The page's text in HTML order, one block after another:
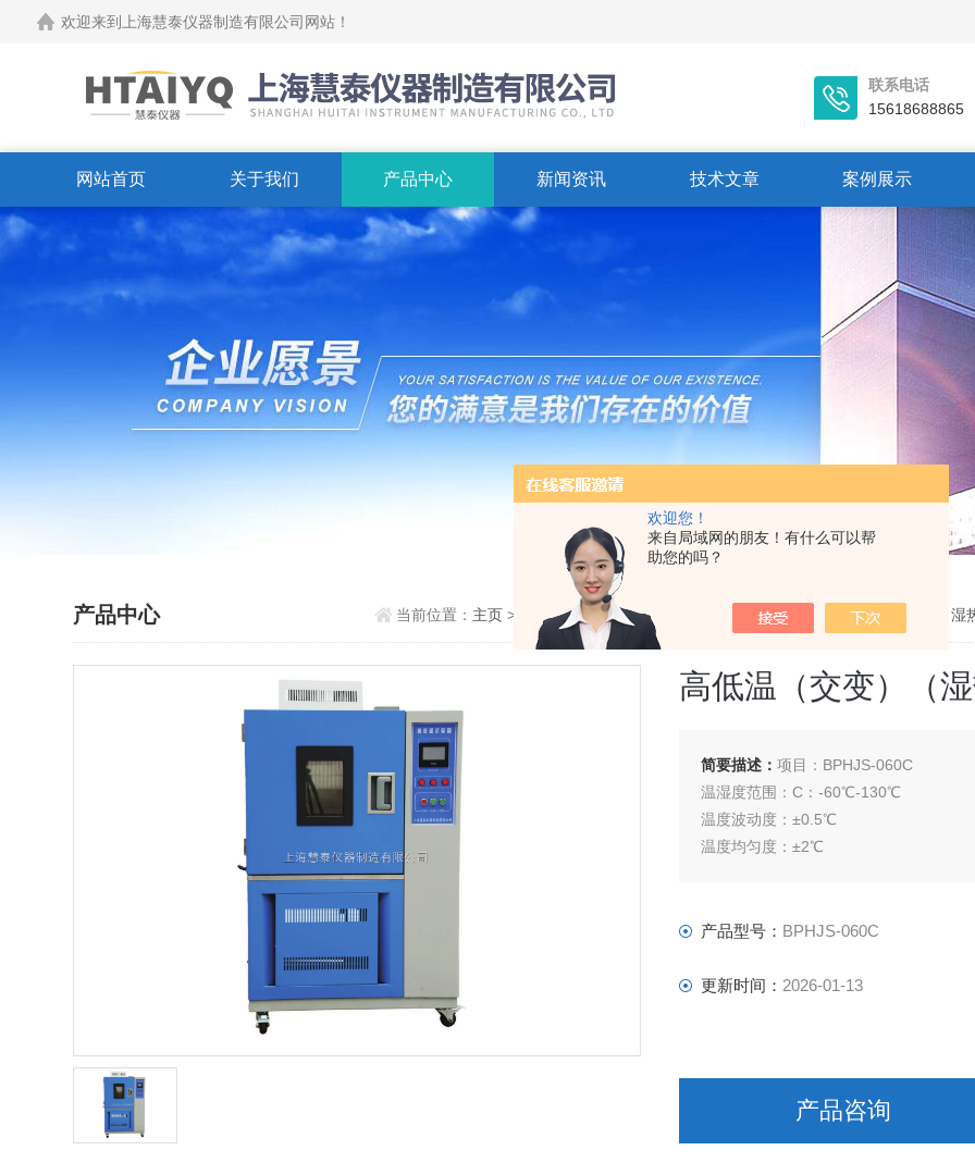
欢迎您！
来自局域网的朋友！有什么可以帮
助您的吗？
欢迎来到上海慧泰仪器制造有限公司网站！
联系电话
15618688865
网站首页 关于我们 产品中心 新闻资讯 技术文章 案例展示
产品中心 当前位置： 主页 > 产品中心>高低温（交变）（湿热）试验箱 高低温（交变）（湿
高低温（交变）（
简要描述：项目：BPHJS-060C
温湿度范围：C：-60℃-130℃
温度波动度：±0.5℃
温度均匀度：±2℃
压缩机：*压缩机
外胆尺寸（mm）：650*1040*1650
产品型号： BPHJS-060C
更新时间： 2026-01-13
产品咨询